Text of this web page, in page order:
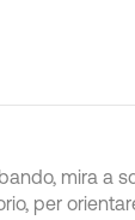
mira a
per